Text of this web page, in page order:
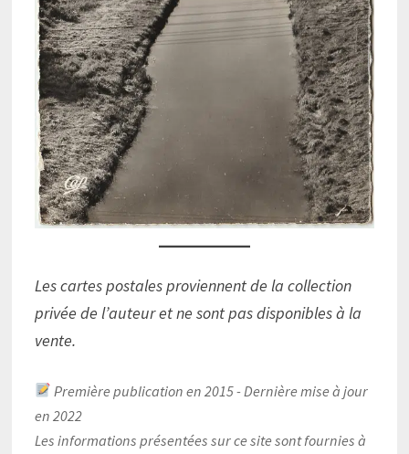
Les cartes postales proviennent de la collection
privée de l’auteur et ne sont pas disponibles à la
vente.
Première publication en 2015 - Dernière mise à jour
en 2022
Les informations présentées sur ce site sont fournies à